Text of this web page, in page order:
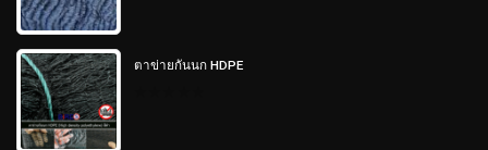
ตาข่ายกันนก HDPE